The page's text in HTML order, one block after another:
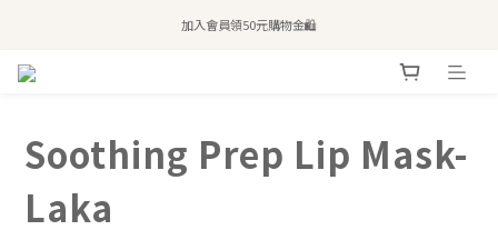
全站滿$2,500免運｜6/30前 含新品滿$1,300超取免運
加入會員領50元購物金🛍️
Soothing Prep Lip Mask-
Laka